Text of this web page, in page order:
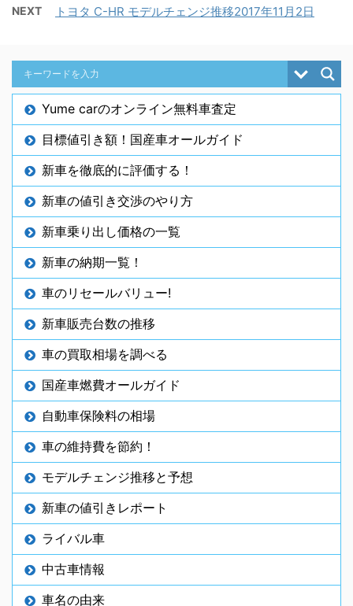
NEXT トヨタ C-HR モデルチェンジ推移2017年11月2日
Yume carのオンライン無料車査定
目標値引き額！国産車オールガイド
新車を徹底的に評価する！
新車の値引き交渉のやり方
新車乗り出し価格の一覧
新車の納期一覧！
車のリセールバリュー!
新車販売台数の推移
車の買取相場を調べる
国産車燃費オールガイド
自動車保険料の相場
車の維持費を節約！
モデルチェンジ推移と予想
新車の値引きレポート
ライバル車
中古車情報
車名の由来